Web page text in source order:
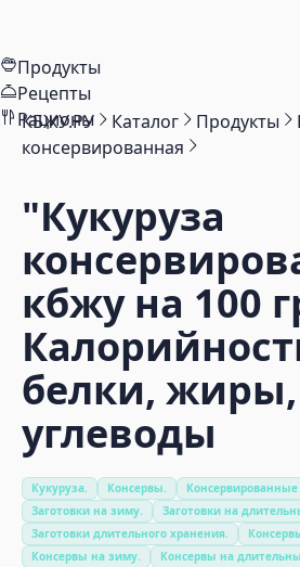
Продукты
Рецепты
Рационы
КБЖУ.РУ Каталог Продукты
консервированная
"Кукуруза
кбжу на 100
белки, жиры,
углеводы
Кукуруза. Консервы.
Заготовки на зиму.
Заготовки на
Заготовки длительного хранения.
Консервы на зиму.
Консервы на